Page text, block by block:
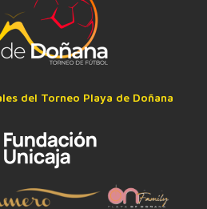
del Torneo Playa de Doñana